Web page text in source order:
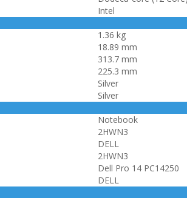
Intel
1.36 kg
18.89 mm
313.7 mm
225.3 mm
Silver
Silver
Notebook
2HWN3
DELL
2HWN3
Dell Pro 14 PC14250
DELL